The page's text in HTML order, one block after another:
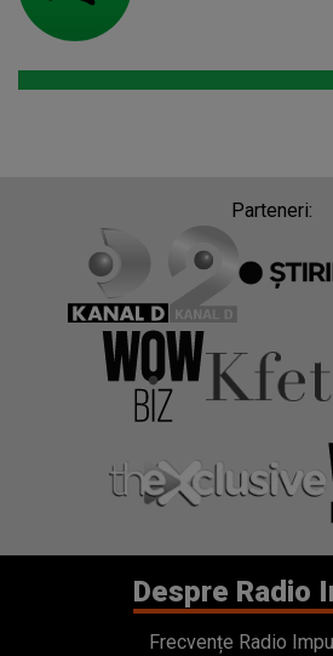
Parteneri:
Despre Radio
Frecvențe Radio